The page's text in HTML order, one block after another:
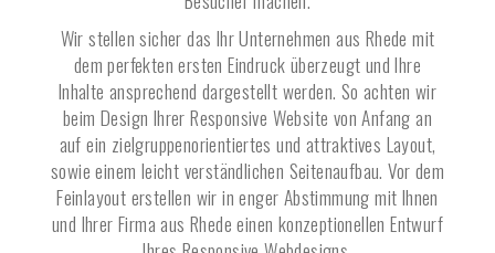
Wir stellen sicher das Ihr Unternehmen aus Rhede mit
dem perfekten ersten Eindruck überzeugt und Ihre
Inhalte ansprechend dargestellt werden. So achten wir
beim Design Ihrer Responsive Website von Anfang an
auf ein zielgruppenorientiertes und attraktives Layout,
sowie einem leicht verständlichen Seitenaufbau. Vor dem
Feinlayout erstellen wir in enger Abstimmung mit Ihnen
und Ihrer Firma aus Rhedeeinen konzeptionellen Entwurf